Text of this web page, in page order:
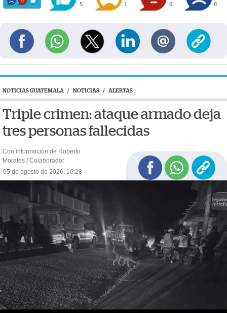
5 1 6 8
NOTICIAS GUATEMALA / NOTICIAS / ALERTAS
Triple crimen: ataque armado deja
tres personas fallecidas
Con información de Roberto
Morales / Colaborador
05 de agosto de 2026, 16:28